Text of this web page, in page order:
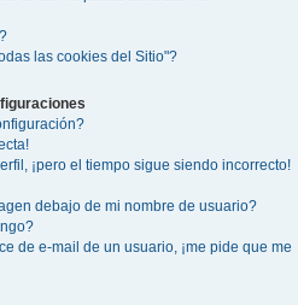
las cookies del Sitio"?
¡pero el tiempo sigue siendo incorrecto!
debajo de mi nombre de usuario?
de e-mail de un usuario, ¡me pide que me